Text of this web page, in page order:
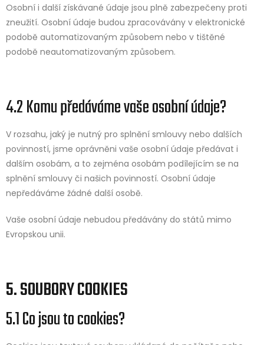
Osobní i další získávané údaje jsou plně zabezpečeny proti
zneužití. Osobní údaje budou zpracovávány v elektronické
podobě automatizovaným způsobem nebo v tištěné
podobě neautomatizovaným způsobem.
4.2 Komu předáváme vaše osobní údaje?
V rozsahu, jaký je nutný pro splnění smlouvy nebo dalších
povinností, jsme oprávněni vaše osobní údaje předávat i
dalším osobám, a to zejména osobám podílejícím se na
splnění smlouvy či našich povinností. Osobní údaje
nepředáváme žádné další osobě.
Vaše osobní údaje nebudou předávány do států mimo
Evropskou unii.
5. SOUBORY COOKIES
5.1 Co jsou to cookies?